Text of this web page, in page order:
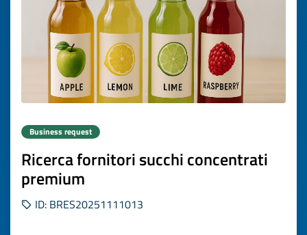
Business request
Ricerca fornitori succhi concentrati
premium
ID: BRES20251111013